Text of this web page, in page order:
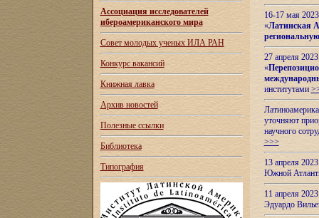
Ассоциация исследователей
ибероамериканского мира
Совет молодых ученых ИЛА РАН
Конкурс вакансий
Книжная лавка
Архив новостей
Полезные ссылки
Библиотека
Типография
16-17 мая
«Латинская
27 апреля
«
институтами
уточняют
научного
>>>
13 апреля
Южной
11 апреля
Эдуардо